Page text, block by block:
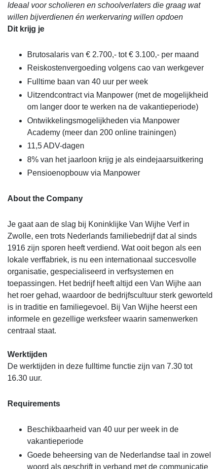
Ideaal voor scholieren en schoolverlaters die graag wat
willen bijverdienen én werkervaring willen opdoen
Dit krijg je
Brutosalaris van € 2.700,- tot € 3.100,- per maand
Reiskostenvergoeding volgens cao van werkgever
Fulltime baan van 40 uur per week
Uitzendcontract via Manpower (met de mogelijkheid
om langer door te werken na de vakantieperiode)
Ontwikkelingsmogelijkheden via Manpower
Academy (meer dan 200 online trainingen)
11,5 ADV-dagen
8% van het jaarloon krijg je als eindejaarsuitkering
Pensioenopbouw via Manpower
About the Company
Je gaat aan de slag bij Koninklijke Van Wijhe Verf in
Zwolle, een trots Nederlands familiebedrijf dat al sinds
1916 zijn sporen heeft verdiend. Wat ooit begon als een
lokale verffabriek, is nu een internationaal succesvolle
organisatie, gespecialiseerd in verfsystemen en
toepassingen. Het bedrijf heeft altijd een Van Wijhe aan
het roer gehad, waardoor de bedrijfscultuur sterk geworteld
is in traditie en familiegevoel. Bij Van Wijhe heerst een
informele en gezellige werksfeer waarin samenwerken
centraal staat.
Werktijden
De werktijden in deze fulltime functie zijn van 7.30 tot
16.30 uur.
Requirements
Beschikbaarheid van 40 uur per week in de
vakantieperiode
Goede beheersing van de Nederlandse taal in zowel
woord als geschrift in verband met de communicatie